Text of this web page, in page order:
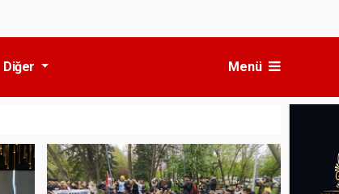
Diğer Menü